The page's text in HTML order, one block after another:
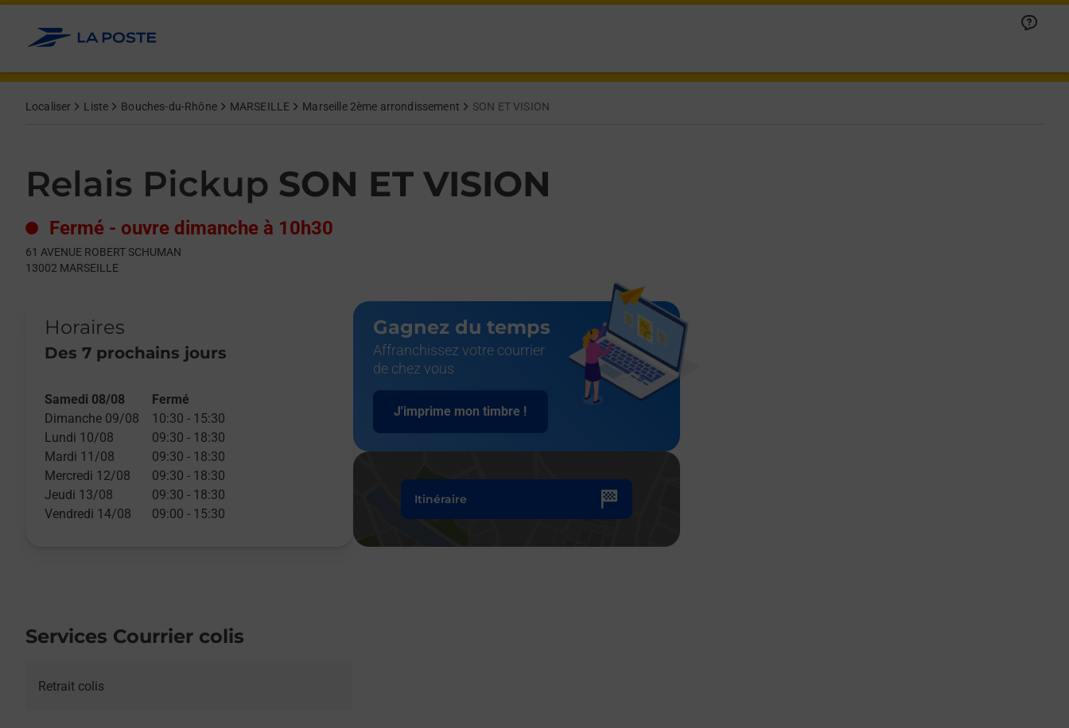
Allez au contenu
Localiser Liste Bouches-du-Rhône MARSEILLE Marseille 2ème arrondissement SON ET VISION
Relais Pickup SON ET VISION
Fermé - ouvre dimanche à 10h30
61 AVENUE ROBERT SCHUMAN
13002 MARSEILLE
Horaires
Des 7 prochains jours
Day of the WeekHours
Samedi 08/08
Fermé
Dimanche 09/08
10:30 - 15:30
Lundi 10/08
09:30 - 18:30
Mardi 11/08
09:30 - 18:30
Mercredi 12/08
09:30 - 18:30
Jeudi 13/08
09:30 - 18:30
Vendredi 14/08
09:00 - 15:30
Gagnez du temps
Affranchissez votre courrier
de chez vous
J'imprime mon timbre !
Itinéraire
Services Courrier colis
Retrait colis
Get directions to Relais Pickup at 61 AVENUE ROBERT SCHUMAN MARSEILLE,
lien s'ouvre dans un nouvel onglet